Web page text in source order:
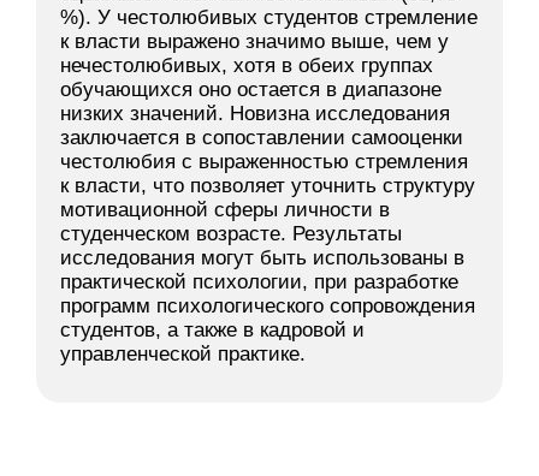
%). У честолюбивых студентов стремление
к власти выражено значимо выше, чем у
нечестолюбивых, хотя в обеих группах
обучающихся оно остается в диапазоне
низких значений. Новизна исследования
заключается в сопоставлении самооценки
честолюбия с выраженностью стремления
к власти, что позволяет уточнить структуру
мотивационной сферы личности в
студенческом возрасте. Результаты
исследования могут быть использованы в
практической психологии, при разработке
программ психологического сопровождения
студентов, а также в кадровой и
управленческой практике.